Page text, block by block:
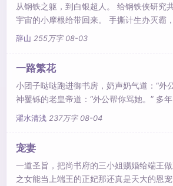
弱女子摇身一变成为大顺朝的香饽饽，跟皇
从钢铁之躯，到白银超人。 给钢铁侠研究
宇宙的小摩根给带回来。 手撕计生办灭霸
就连大头娃娃宇宙观察者都得找我求救。
林峰左手提着宇宙立方，右手提着火种源
意儿为什么是人型？ 嘶……这话说起来，
辞山 255万字 08-03
一路繁花
小团子哒哒跑进御书房，奶声奶气道：“外
神矍铄的老皇帝道：“外公帮你骂她。” 多
蔻少女走进御书房，眼泪汪汪道：“皇舅，
绝代的傻王爷道：“我去跟母后解释。” 又
中年美妇满脸怒气：“儿子，你妹妹被驸马
濯水清浅 237万字 08-04
宠妻
一道圣旨，把尚书府的三小姐赐婚给端王
之女能当上端王的正妃那还真是天大的恩